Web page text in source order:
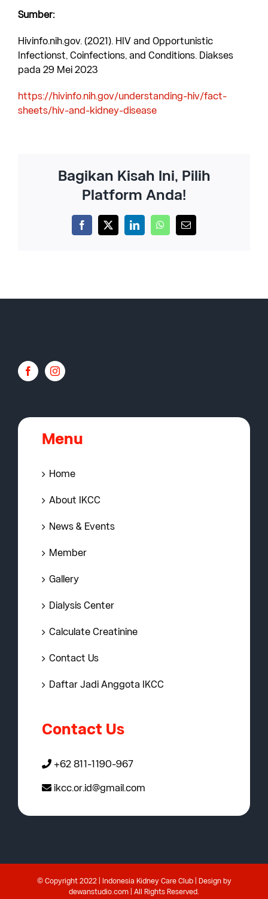
Sumber:
Hivinfo.nih.gov. (2021). HIV and Opportunistic
Infectionst, Coinfections, and Conditions. Diakses
pada 29 Mei 2023
https://hivinfo.nih.gov/understanding-hiv/fact-
sheets/hiv-and-kidney-disease
Bagikan Kisah Ini, Pilih
Platform Anda!
Facebook
X LinkedInWhatsApp
Email
Menu
Home
About IKCC
News & Events
Member
Gallery
Dialysis Center
Calculate Creatinine
Contact Us
Daftar Jadi Anggota IKCC
Contact Us
+62 811-1190-967
ikcc.or.id@gmail.com
© Copyright 2022 | Indonesia Kidney Care Club | Design by
dewanstudio.com | All Rights Reserved.